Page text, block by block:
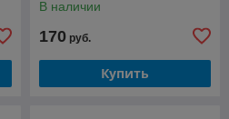
В наличии
170 руб.
Купить